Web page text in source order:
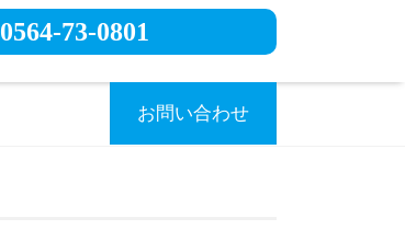
0564-73-0801
お問い合わせ